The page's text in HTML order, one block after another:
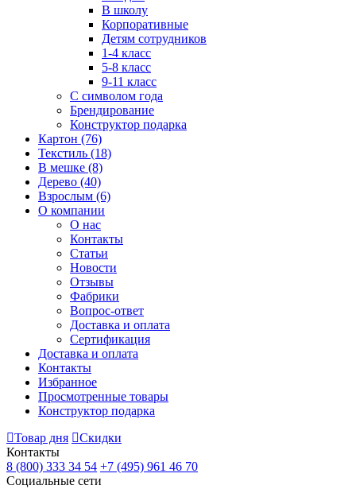
В школу
Корпоративные
Детям сотрудников
1-4 класс
5-8 класс
9-11 класс
С символом года
Брендирование
Конструктор подарка
Картон (76)
Текстиль (18)
В мешке (8)
Дерево (40)
Взрослым (6)
О компании
О нас
Контакты
Статьи
Новости
Отзывы
Фабрики
Вопрос-ответ
Доставка и оплата
Сертификация
Доставка и оплата
Контакты
Избранное
Просмотренные товары
Конструктор подарка
Товар дня
Скидки
Контакты
8 (800) 333 34 54 +7 (495) 961 46 70
Социальные сети